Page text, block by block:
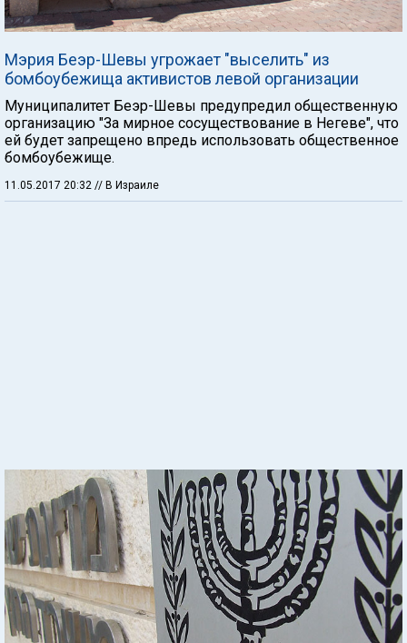
Мэрия Беэр-Шевы угрожает "выселить" из
бомбоубежища активистов левой организации
Муниципалитет Беэр-Шевы предупредил общественную
организацию "За мирное сосуществование в Негеве", что
ей будет запрещено впредь использовать общественное
бомбоубежище.
11.05.2017 20:32 // В Израиле